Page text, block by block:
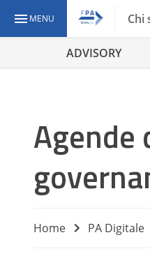
MENU Chi
ADVISORY
Agende
Home PA Digitale